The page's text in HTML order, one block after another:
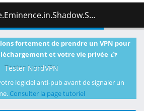
DL.DDP2.0.H.264-VARYG.mkv.001 ( 462.29 MB )
fortement de prendre un VPN pour
et votre vie privée
Tester NordVPN
logiciel anti-pub avant de signaler un
Consulter la page tutoriel